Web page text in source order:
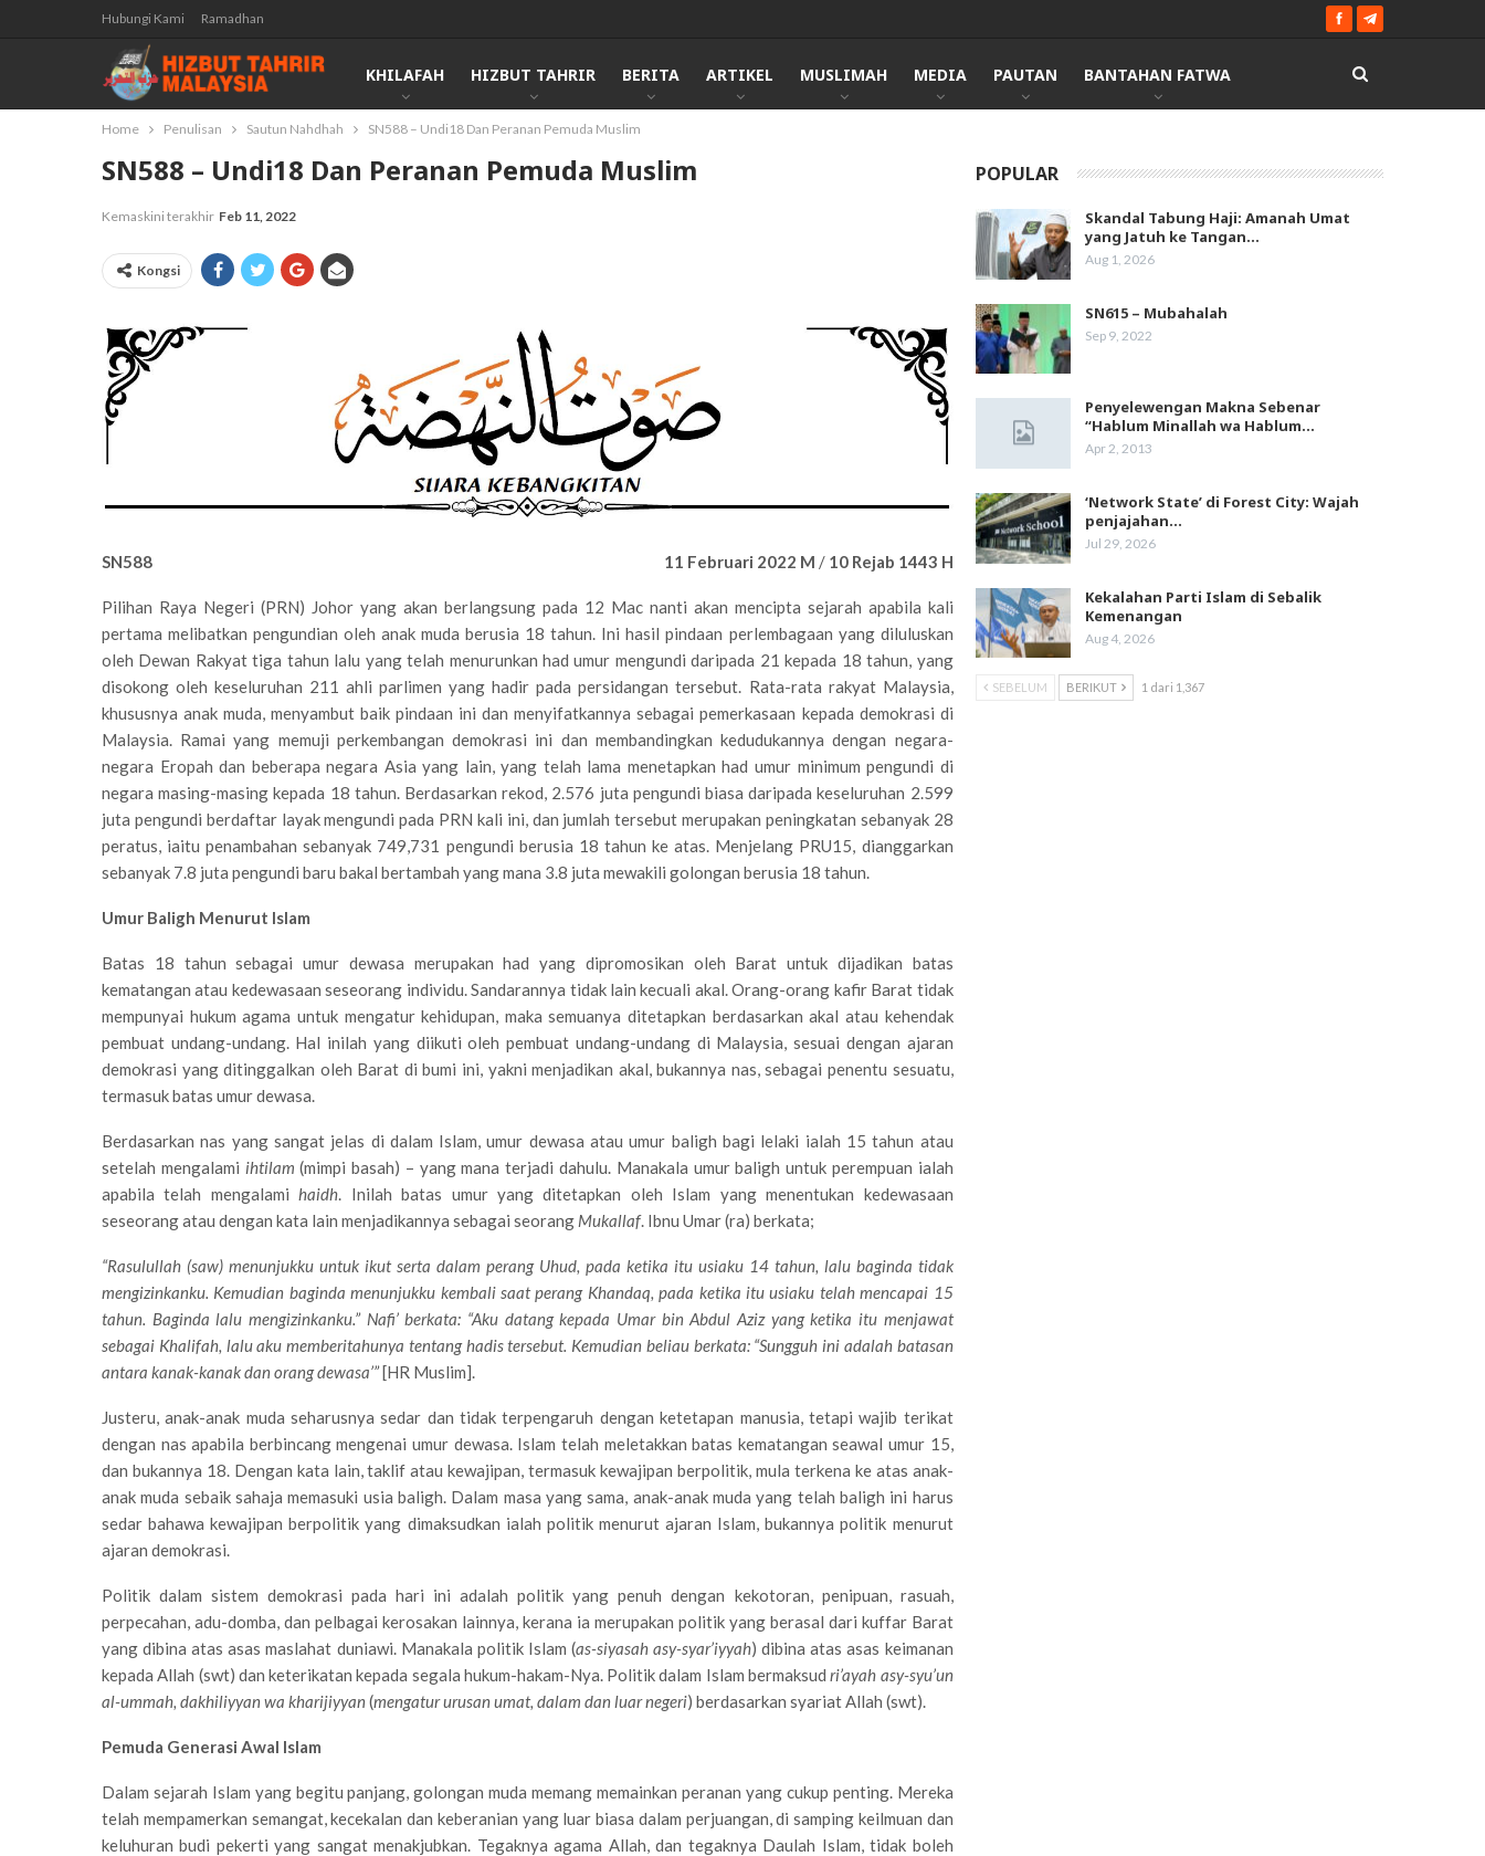
Hubungi Kami Ramadhan
KHILAFAH HIZBUT TAHRIR BERITA ARTIKEL MUSLIMAH MEDIA PAUTAN BANTAHAN FATWA
Home Penulisan Sautun Nahdhah SN588 – Undi18 Dan Peranan Pemuda Muslim
SN588 – Undi18 Dan Peranan Pemuda Muslim
Kemaskini terakhir Feb 11, 2022
Kongsi
SN588 11 Februari 2022 M / 10 Rejab 1443 H
Pilihan Raya Negeri (PRN) Johor yang akan berlangsung pada 12 Mac nanti akan mencipta sejarah apabila kali
pertama melibatkan pengundian oleh anak muda berusia 18 tahun. Ini hasil pindaan perlembagaan yang diluluskan
oleh Dewan Rakyat tiga tahun lalu yang telah menurunkan had umur mengundi daripada 21 kepada 18 tahun, yang
disokong oleh keseluruhan 211 ahli parlimen yang hadir pada persidangan tersebut. Rata-rata rakyat Malaysia,
khususnya anak muda, menyambut baik pindaan ini dan menyifatkannya sebagai pemerkasaan kepada demokrasi di
Malaysia. Ramai yang memuji perkembangan demokrasi ini dan membandingkan kedudukannya dengan negara-
negara Eropah dan beberapa negara Asia yang lain, yang telah lama menetapkan had umur minimum pengundi di
negara masing-masing kepada 18 tahun. Berdasarkan rekod, 2.576 juta pengundi biasa daripada keseluruhan 2.599
juta pengundi berdaftar layak mengundi pada PRN kali ini, dan jumlah tersebut merupakan peningkatan sebanyak 28
peratus, iaitu penambahan sebanyak 749,731 pengundi berusia 18 tahun ke atas. Menjelang PRU15, dianggarkan
sebanyak 7.8 juta pengundi baru bakal bertambah yang mana 3.8 juta mewakili golongan berusia 18 tahun.
Umur Baligh Menurut Islam
Batas 18 tahun sebagai umur dewasa merupakan had yang dipromosikan oleh Barat untuk dijadikan batas
kematangan atau kedewasaan seseorang individu. Sandarannya tidak lain kecuali akal. Orang-orang kafir Barat tidak
mempunyai hukum agama untuk mengatur kehidupan, maka semuanya ditetapkan berdasarkan akal atau kehendak
pembuat undang-undang. Hal inilah yang diikuti oleh pembuat undang-undang di Malaysia, sesuai dengan ajaran
demokrasi yang ditinggalkan oleh Barat di bumi ini, yakni menjadikan akal, bukannya nas, sebagai penentu sesuatu,
termasuk batas umur dewasa.
Berdasarkan nas yang sangat jelas di dalam Islam, umur dewasa atau umur baligh bagi lelaki ialah 15 tahun atau
setelah mengalami ihtilam (mimpi basah) – yang mana terjadi dahulu. Manakala umur baligh untuk perempuan ialah
apabila telah mengalamihaidh. Inilah batas umur yang ditetapkan oleh Islam yang menentukan kedewasaan
seseorang atau dengan kata lain menjadikannya sebagai seorang Mukallaf. Ibnu Umar (ra) berkata;
“Rasulullah (saw) menunjukku untuk ikut serta dalam perang Uhud, pada ketika itu usiaku 14 tahun, lalu baginda tidak
mengizinkanku. Kemudian baginda menunjukku kembali saat perang Khandaq, pada ketika itu usiaku telah mencapai 15
tahun. Baginda lalu mengizinkanku.” Nafi’ berkata: “Aku datang kepada Umar bin Abdul Aziz yang ketika itu menjawat
sebagai Khalifah, lalu aku memberitahunya tentang hadis tersebut. Kemudian beliau berkata: “Sungguh ini adalah batasan
antara kanak-kanak dan orang dewasa’”[HR Muslim].
Justeru, anak-anak muda seharusnya sedar dan tidak terpengaruh dengan ketetapan manusia, tetapi wajib terikat
dengan nas apabila berbincang mengenai umur dewasa. Islam telah meletakkan batas kematangan seawal umur 15,
dan bukannya 18. Dengan kata lain, taklif atau kewajipan, termasuk kewajipan berpolitik, mula terkena ke atas anak-
anak muda sebaik sahaja memasuki usia baligh. Dalam masa yang sama, anak-anak muda yang telah baligh ini harus
sedar bahawa kewajipan berpolitik yang dimaksudkan ialah politik menurut ajaran Islam, bukannya politik menurut
ajaran demokrasi.
Politik dalam sistem demokrasi pada hari ini adalah politik yang penuh dengan kekotoran, penipuan, rasuah,
perpecahan, adu-domba, dan pelbagai kerosakan lainnya, kerana ia merupakan politik yang berasal dari kuffar Barat
yang dibina atas asas maslahat duniawi. Manakala politik Islam (as-siyasah asy-syar’iyyah) dibina atas asas keimanan
kepada Allah (swt) dan keterikatan kepada segala hukum-hakam-Nya. Politik dalam Islam bermaksudri’ayah asy-syu’un
al-ummah, dakhiliyyan wa kharijiyyan(mengatur urusan umat, dalam dan luar negeri) berdasarkan syariat Allah (swt).
Pemuda Generasi Awal Islam
Dalam sejarah Islam yang begitu panjang, golongan muda memang memainkan peranan yang cukup penting. Mereka
telah mempamerkan semangat, kecekalan dan keberanian yang luar biasa dalam perjuangan, di samping keilmuan dan
keluhuran budi pekerti yang sangat menakjubkan. Tegaknya agama Allah, dan tegaknya Daulah Islam, tidak boleh
POPULAR
Skandal Tabung Haji: Amanah Umat
yang Jatuh ke Tangan…
Aug 1, 2026
SN615 – Mubahalah
Sep 9, 2022
Penyelewengan Makna Sebenar
“Hablum Minallah wa Hablum…
Apr 2, 2013
‘Network State’ di Forest City: Wajah
penjajahan…
Jul 29, 2026
Kekalahan Parti Islam di Sebalik
Kemenangan
Aug 4, 2026
SEBELUM BERIKUT 1 dari 1,367